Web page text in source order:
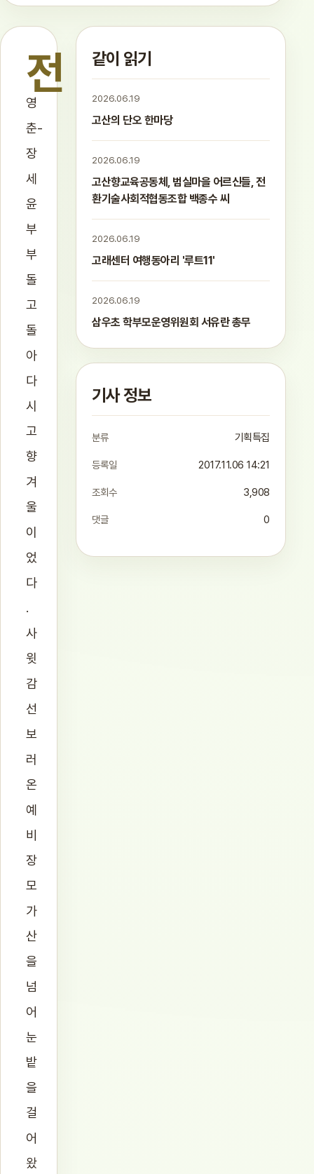
전
영
춘-
장
세
윤
부
부
돌
고
돌
아
다
시
고
향
겨
울
이
었
다
.
사
윗
감
선
보
러
온
예
비
장
모
가
산
을
넘
어
눈
밭
을
걸
어
왔
같이 읽기
2026.06.19
고산의 단오 한마당
2026.06.19
고산향교육공동체, 범실마을 어르신들, 전
환기술사회적협동조합 백종수 씨
2026.06.19
고래센터 여행동아리 '루트11'
2026.06.19
삼우초 학부모운영위원회 서유란 총무
기사 정보
분류 기획특집
등록일 2017.11.06 14:21
조회수 3,908
댓글 0